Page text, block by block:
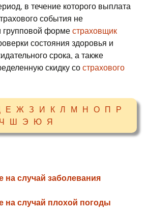
в течение которого выплата
события не
групповой форместраховщик
состояния здоровья и
срока, а также
скидку сострахового
Е Ж З И К Л М Н О П Р
Ч Ш Э Ю Я
на случай заболевания
на случай плохой погоды